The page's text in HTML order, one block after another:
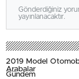
Gönderdiğiniz
yayınlanacaktır.
2019 Model
Arabalar
Gündem